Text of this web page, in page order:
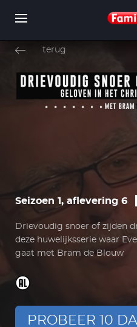
inhoud
gaan
WORD LID
terug
Seizoen 1, aflevering 6
Drievoudig snoer of zijden
deze huwelijksserie waar
gaat met Bram de Blouw
PROBEER 10